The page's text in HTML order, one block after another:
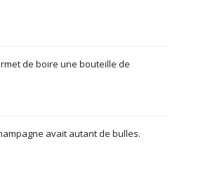
de boire une bouteille de
avait autant de bulles.